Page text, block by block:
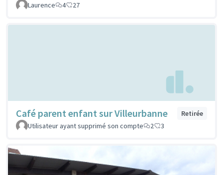
Laurence 4 27
Café parent enfant sur Villeurbanne
Retirée
Utilisateur ayant supprimé son compte
2 3